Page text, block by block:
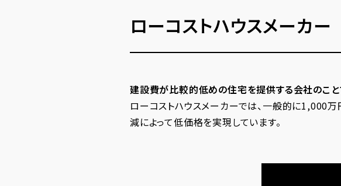
ローコストハウスメーカー
建設費が比較的低めの住宅を提供する会社のこと
ローコストハウスメーカーでは、一般的に1,000
減によって低価格を実現しています。